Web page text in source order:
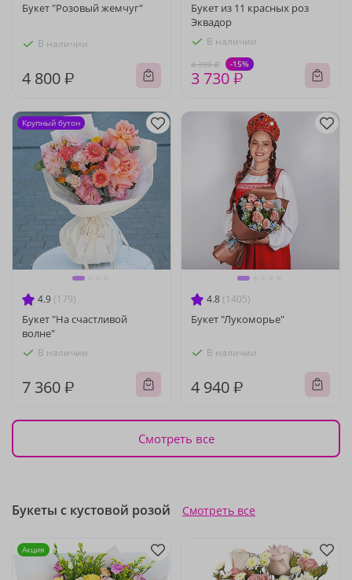
Букет "Розовый жемчуг"
В наличии
4 800 ₽
Букет из 11 красных роз
Эквадор
В наличии
4 390 ₽ -15%
3 730 ₽
4.9 (179)
Букет "На счастливой
волне"
В наличии
7 360 ₽
Крупный бутон
4.8 (1405)
Букет "Лукоморье"
В наличии
4 940 ₽
Смотреть все
Букеты с кустовой розой Смотреть все
Акция